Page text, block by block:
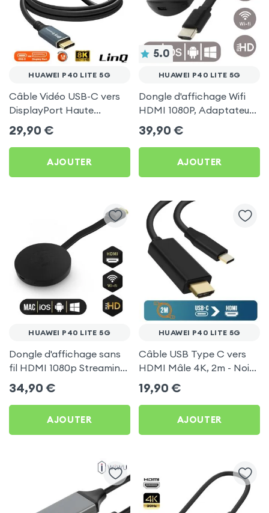
HUAWEI P40 LITE 5G
Câble Vidéo USB-C vers
DisplayPort Haute
Définition 8K 1.8m, LinQ
pour Huawei P40 Lite 5G
29,90 €
AJOUTER
5.0
HUAWEI P40 LITE 5G
Dongle d'affichage Wifi
HDMI 1080P, Adaptateur
d'affichage Vidéo Sans-fil
TV pour Huawei P40 Lite
5G
39,90 €
AJOUTER
HUAWEI P40 LITE 5G
Dongle d'affichage sans
fil HDMI 1080p Streaming,
récepteur vidéo TV
(compatible Miracast,
AirPlay, DLNA) pour
Huawei P40 Lite 5G
34,90 €
AJOUTER
HUAWEI P40 LITE 5G
Câble USB Type C vers
HDMI Mâle 4K, 2m - Noir
pour Huawei P40 Lite 5G
19,90 €
AJOUTER